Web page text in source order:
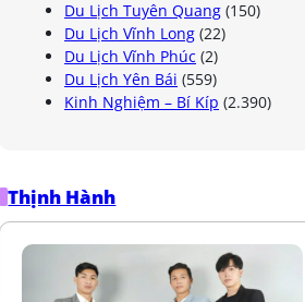
Du Lịch Tuyên Quang (150)
Du Lịch Vĩnh Long (22)
Du Lịch Vĩnh Phúc (2)
Du Lịch Yên Bái (559)
Kinh Nghiệm – Bí Kíp (2.390)
Thịnh Hành